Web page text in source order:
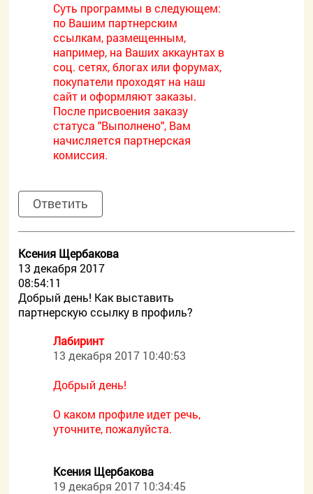
Суть программы в следующем:
по Вашим партнерским
ссылкам, размещенным,
например, на Ваших аккаунтах в
соц. сетях, блогах или форумах,
покупатели проходят на наш
сайт и оформляют заказы.
После присвоения заказу
статуса "Выполнено", Вам
начисляется партнерская
комиссия.
Ответить
Ксения Щербакова
13 декабря 2017
08:54:11
Добрый день! Как выставить
партнерскую ссылку в профиль?
Лабиринт
13 декабря 2017 10:40:53
Добрый день!
О каком профиле идет речь,
уточните, пожалуйста.
Ксения Щербакова
19 декабря 2017 10:34:45